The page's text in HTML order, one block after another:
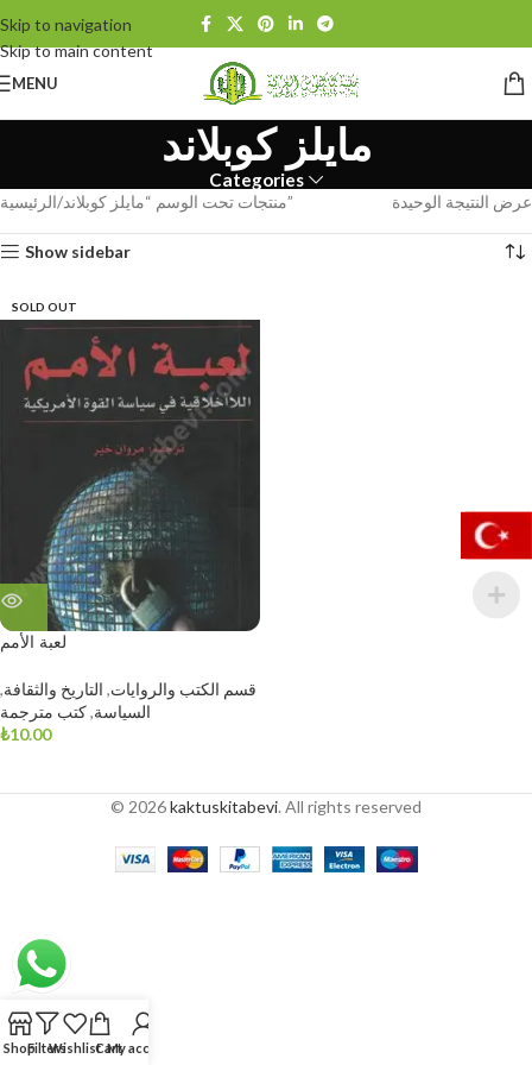
Skip to navigation
Skip to main content
MENU
مايلز كوبلاند
Categories
الرئيسية منتجات تحت الوسم “مايلز كوبلاند” عرض النتيجة الوحيدة
Show sidebar
SOLD OUT
لعبة الأمم
قسم الكتب والروايات, التاريخ والثقافة,
السياسة,كتب مترجمة
₺10.00
© 2026kaktuskitabevi. All rights reserved
ShopFiltersWishlistCartMy account